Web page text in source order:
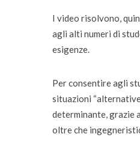
I video risolvono,
agli alti numeri di
esigenze.
Per consentire agli
situazioni
determinante, grazie
oltre che